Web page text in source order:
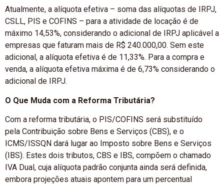
Atualmente, a alíquota efetiva – soma das alíquotas de IRPJ,
CSLL, PIS e COFINS – para a atividade de locação é de
máximo 14,53%, considerando o adicional de IRPJ aplicável a
empresas que faturam mais de R$ 240.000,00. Sem este
adicional, a alíquota efetiva é de 11,33%. Para a compra e
venda, a alíquota efetiva máxima é de 6,73% considerando o
adicional de IRPJ.
O Que Muda com a Reforma Tributária?
Com a reforma tributária, o PIS/COFINS será substituído
pela Contribuição sobre Bens e Serviços (CBS), e o
ICMS/ISSQN dará lugar ao Imposto sobre Bens e Serviços
(IBS). Estes dois tributos, CBS e IBS, compõem o chamado
IVA Dual, cuja alíquota padrão conjunta ainda será definida,
embora projeções atuais apontem para um percentual